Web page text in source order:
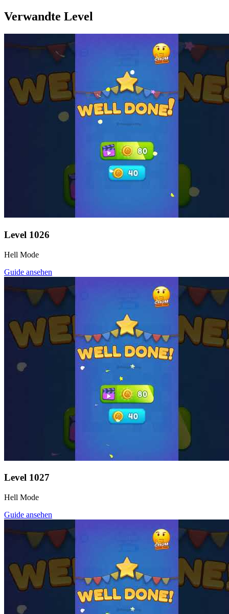
Verwandte Level
Level 1026
Hell Mode
Guide ansehen
Level 1027
Hell Mode
Guide ansehen